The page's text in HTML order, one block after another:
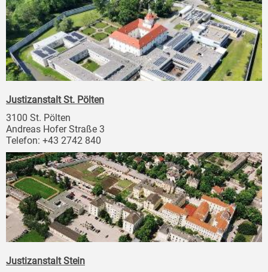
Justizanstalt St. Pölten
3100 St. Pölten
Andreas Hofer Straße 3
Telefon: +43 2742 840
Justizanstalt Stein